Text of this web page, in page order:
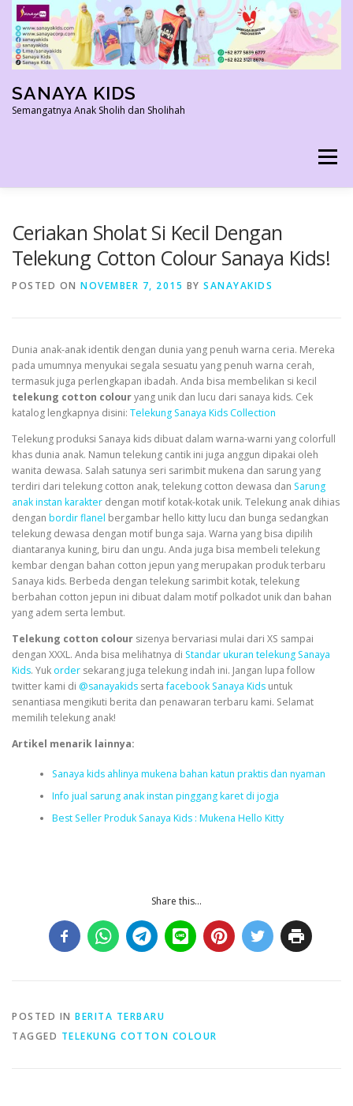
Skip
content
SANAYA KIDS
Semangatnya Anak Sholih dan Sholihah
Menu
Ceriakan Sholat Si Kecil Dengan
Telekung Cotton Colour Sanaya Kids!
POSTED ON NOVEMBER 7, 2015 BY SANAYAKIDS
Dunia anak-anak identik dengan dunia yang penuh warna ceria. Mereka
pada umumnya menyukai segala sesuatu yang penuh warna cerah,
termasuk juga perlengkapan ibadah. Anda bisa membelikan si kecil
telekung cotton colouryang unik dan lucu dari sanaya kids. Cek
katalog lengkapnya disini: Telekung Sanaya Kids Collection
Telekung produksi Sanaya kids dibuat dalam warna-warni yang colorfull
khas dunia anak. Namun telekung cantik ini juga anggun dipakai oleh
wanita dewasa. Salah satunya seri sarimbit mukena dan sarung yang
terdiri dari telekung cotton anak, telekung cotton dewasa dan Sarung
anak instan karakter dengan motif kotak-kotak unik. Telekung anak dihias
dengan bordir flanel bergambar hello kitty lucu dan bunga sedangkan
telekung dewasa dengan motif bunga saja. Warna yang bisa dipilih
diantaranya kuning, biru dan ungu. Anda juga bisa membeli telekung
kembar dengan bahan cotton jepun yang merupakan produk terbaru
Sanaya kids. Berbeda dengan telekung sarimbit kotak, telekung
berbahan cotton jepun ini dibuat dalam motif polkadot unik dan bahan
yang adem serta lembut.
Telekung cotton colour sizenya bervariasi mulai dari XS sampai
dengan XXXL. Anda bisa melihatnya di Standar ukuran telekung Sanaya
Kids. Yuk order sekarang juga telekung indah ini. Jangan lupa follow
twitter kami di @sanayakids sertafacebook Sanaya Kids untuk
senantiasa mengikuti berita dan penawaran terbaru kami. Selamat
memilih telekung anak!
Artikel menarik lainnya:
Sanaya kids ahlinya mukena bahan katun praktis dan nyaman
Info jual sarung anak instan pinggang karet di jogja
Best Seller Produk Sanaya Kids : Mukena Hello Kitty
Share this...
POSTED IN BERITA TERBARU
TAGGED TELEKUNG COTTON COLOUR